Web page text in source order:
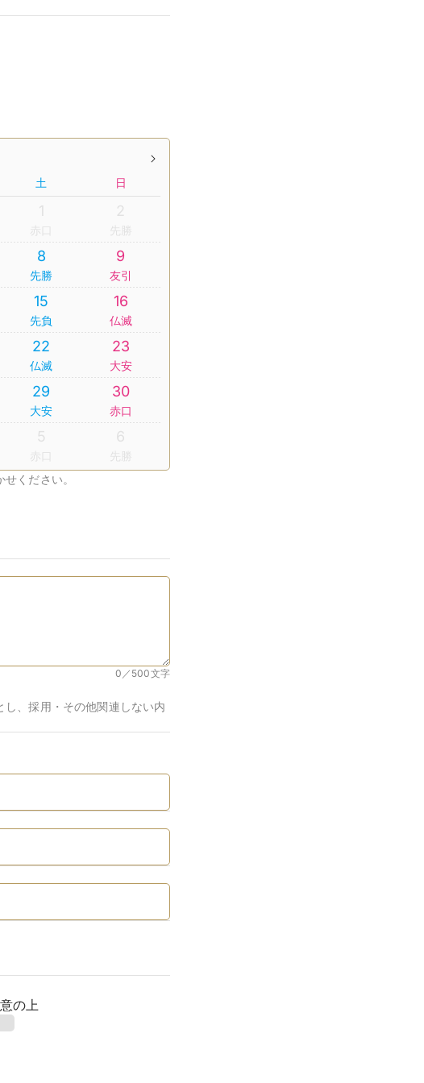
土 日
1
赤口
2
先勝
8
先勝
9
友引
15
先負
16
仏滅
22
仏滅
23
大安
29
大安
30
赤口
5
赤口
6
先勝
ください。
0／500文字
、採用・その他関連しない内
の上